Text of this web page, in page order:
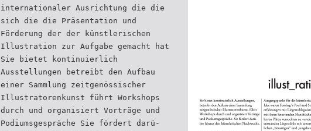
internationaler Ausrichtung die die
sich die die Präsentation und
Förderung der der künstlerischen
Illustration zur Aufgabe gemacht hat
Sie bietet kontinuierlich
Ausstellungen betreibt den Aufbau
einer Sammlung zeitgenössischer
Illustratorenkunst führt Workshops
durch und organisiert Vorträge und
Podiumsgespräche Sie fördert darü-